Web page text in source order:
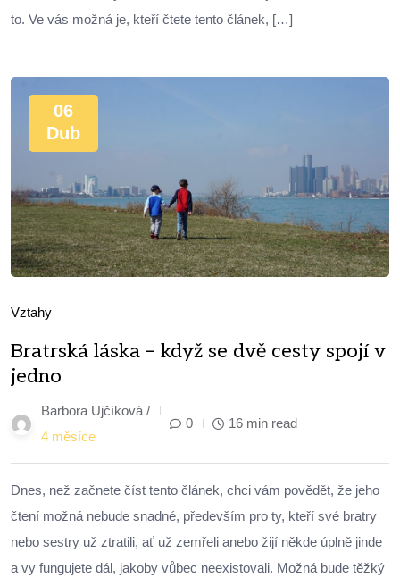
to. Ve vás možná je, kteří čtete tento článek, […]
06
Dub
Vztahy
Bratrská láska – když se dvě cesty spojí v
jedno
Barbora Ujčíková /
4 měsíce
0 16 min read
Dnes, než začnete číst tento článek, chci vám povědět, že jeho
čtení možná nebude snadné, především pro ty, kteří své bratry
nebo sestry už ztratili, ať už zemřeli anebo žijí někde úplně jinde
a vy fungujete dál, jakoby vůbec neexistovali. Možná bude těžký